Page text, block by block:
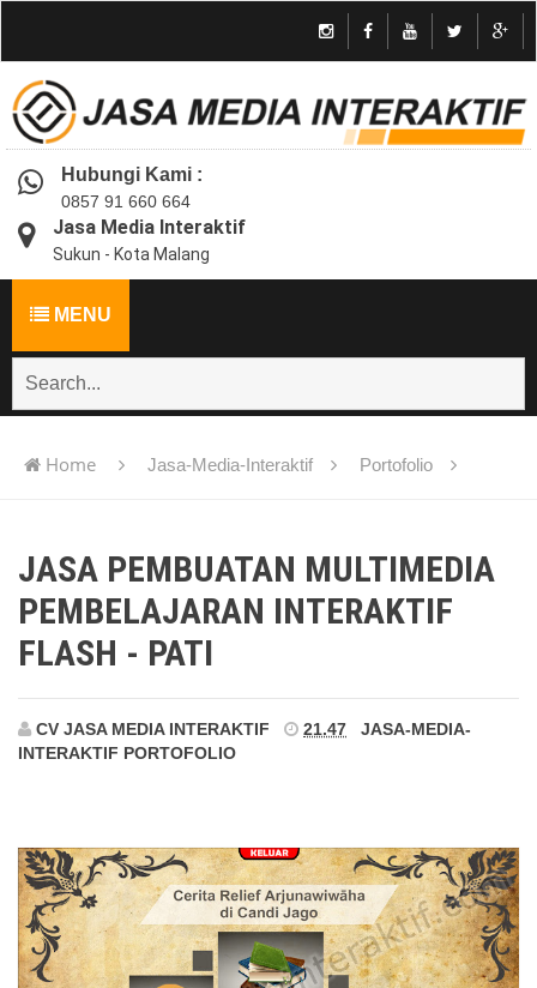
Hubungi Kami :
0857 91 660 664
Jasa Media Interaktif
Sukun - Kota Malang
MENU
Home Jasa-Media-Interaktif Portofolio
JASA PEMBUATAN MULTIMEDIA
PEMBELAJARAN INTERAKTIF
FLASH - PATI
CV JASA MEDIA INTERAKTIF 21.47
JASA-MEDIA-
INTERAKTIF PORTOFOLIO